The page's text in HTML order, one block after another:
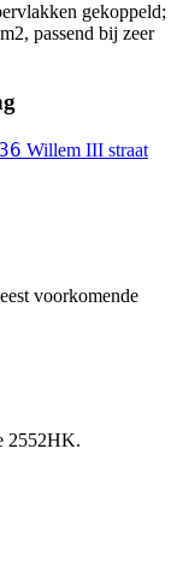
gekoppeld;
passend bij zeer
Willem III straat
voorkomende
2552HK.